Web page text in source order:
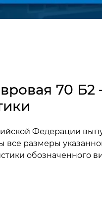
70
Федерации
размеры
обозначенного